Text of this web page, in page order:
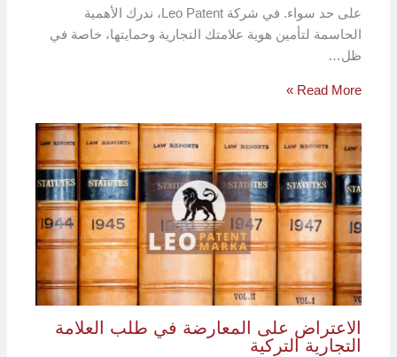
على حد سواء. في شركة Leo Patent، ندرك الأهمية
الحاسمة لتأمين هوية علامتك التجارية وحمايتها، خاصة في
ظل…
Read More »
الاعتراض على المعارضة في طلب العلامة
التجارية التركية